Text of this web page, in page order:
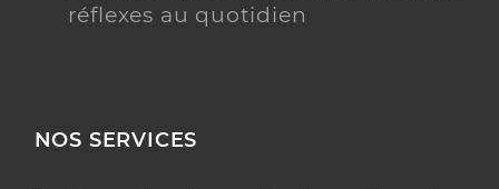
réflexes au quotidien
NOS SERVICES